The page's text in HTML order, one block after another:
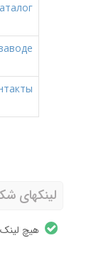
لینکهای
هیچ